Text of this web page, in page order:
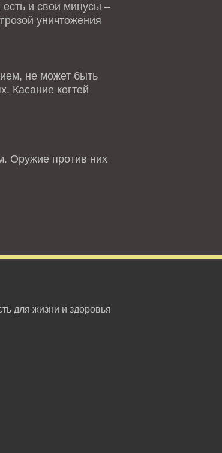
и свои минусы –
уничтожения
не может быть
Касание когтей
Оружие против них
для жизни и здоровья